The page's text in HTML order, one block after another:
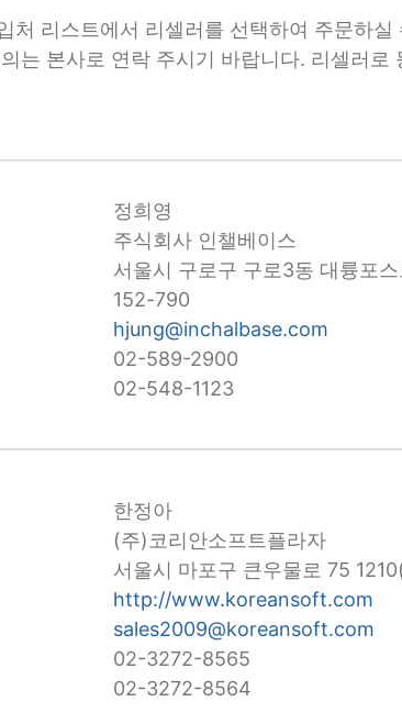
처 리스트에서 리셀러를 선택하여 주문하
는 본사로 연락 주시기 바랍니다. 리셀러
정희영
주식회사 인챌베이스
서울시 구로구 구로3동 대륭포
152-790
hjung@inchalbase.com
02-589-2900
02-548-1123
한정아
(주)코리안소프트플라자
서울시 마포구 큰우물로 75
http://www.koreansoft.com
sales2009@koreansoft.com
02-3272-8565
02-3272-8564